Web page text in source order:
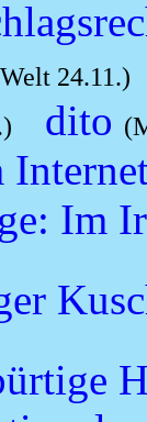
24.11.)
dito
Im